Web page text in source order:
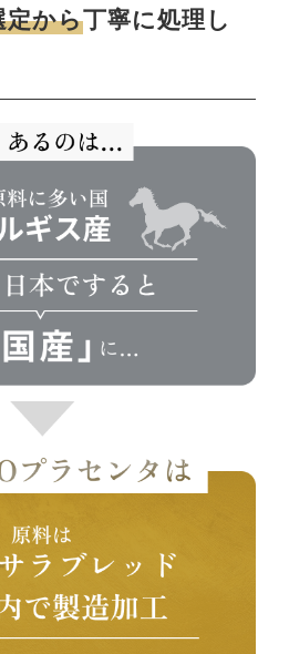
定から丁寧に処理し